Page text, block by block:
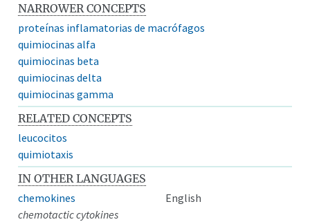
NARROWER CONCEPTS
proteínas inflamatorias de macrófagos
quimiocinas alfa
quimiocinas beta
quimiocinas delta
quimiocinas gamma
RELATED CONCEPTS
leucocitos
quimiotaxis
IN OTHER LANGUAGES
chemokines
English
chemotactic cytokines